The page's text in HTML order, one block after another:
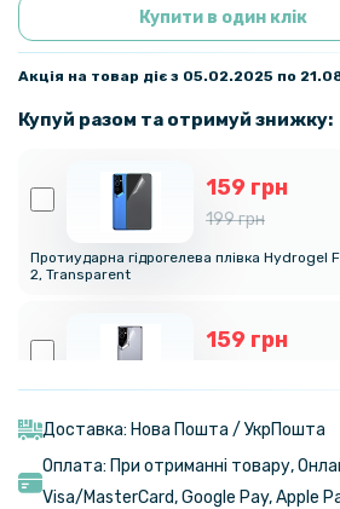
Купити в один клік
Акція на товар діє з 05.02.2025 по
Купуй разом та отримуй знижку:
159 грн
199 грн
Протиударна гідрогелева плівка Hydrogel
2, Transparent
159 грн
2 на задню панель, Transparent
239 грн
Доставка: Нова Пошта / УкрПошта
Оплата: При отриманні товару,
Visa/MasterСard, Google Pay, Apple